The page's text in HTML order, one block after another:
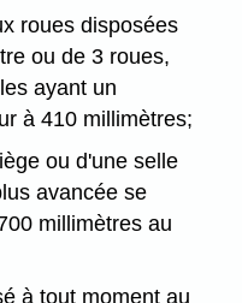
roues disposées
ou de 3 roues,
ayant un
à 410 millimètres;
ou d'une selle
avancée se
millimètres au
à tout moment au